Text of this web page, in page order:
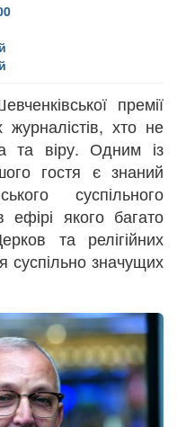
премії
хто не
та віру. Одним із
гостя є знаний
суспільного
якого багато
та релігійних
суспільно значущих